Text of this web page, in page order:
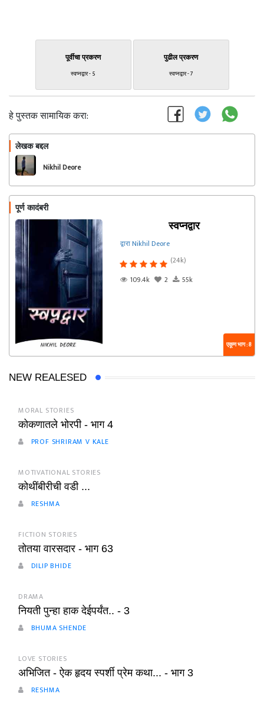
पूर्वीचा प्रकरण
स्वप्नद्वार - 5
पुढील प्रकरण
स्वप्नद्वार - 7
हे पुस्तक सामायिक करा:
लेखक बद्दल
Nikhil Deore
पूर्ण कादंबरी
स्वप्नद्वार
द्वारा Nikhil Deore
(24k)
109.4k
2 55k
एकूण भाग : 8
NEW REALESED
MORAL STORIES
कोकणातले भोरपी - भाग 4
PROF SHRIRAM V KALE
MOTIVATIONAL STORIES
कोथींबीरीची वडी ...
RESHMA
FICTION STORIES
तोतया वारसदार - भाग 63
DILIP BHIDE
DRAMA
नियती पुन्हा हाक देईपर्यंत.. - 3
BHUMA SHENDE
LOVE STORIES
अभिजित - ऐक हृदय स्पर्शी प्रेम कथा... - भाग 3
RESHMA